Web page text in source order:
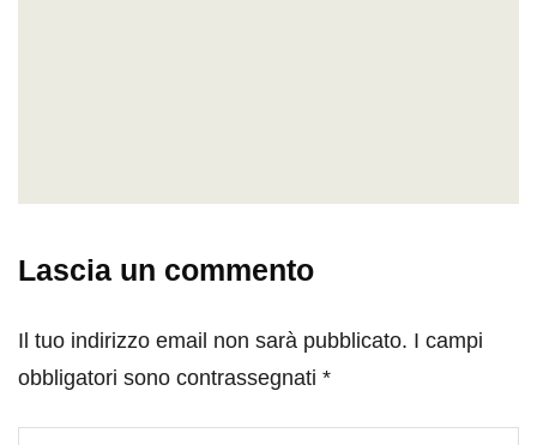
Lascia un commento
Il tuo indirizzo email non sarà pubblicato. I campi
obbligatori sono contrassegnati *